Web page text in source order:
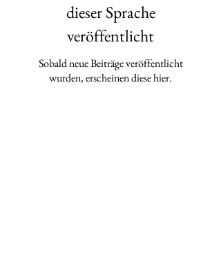
dieser Sprache
veröffentlicht
Sobald neue Beiträge veröffentlicht
wurden, erscheinen diese hier.